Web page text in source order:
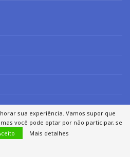
sua experiência. Vamos supor que
você pode optar por não participar, se
Mais detalhes